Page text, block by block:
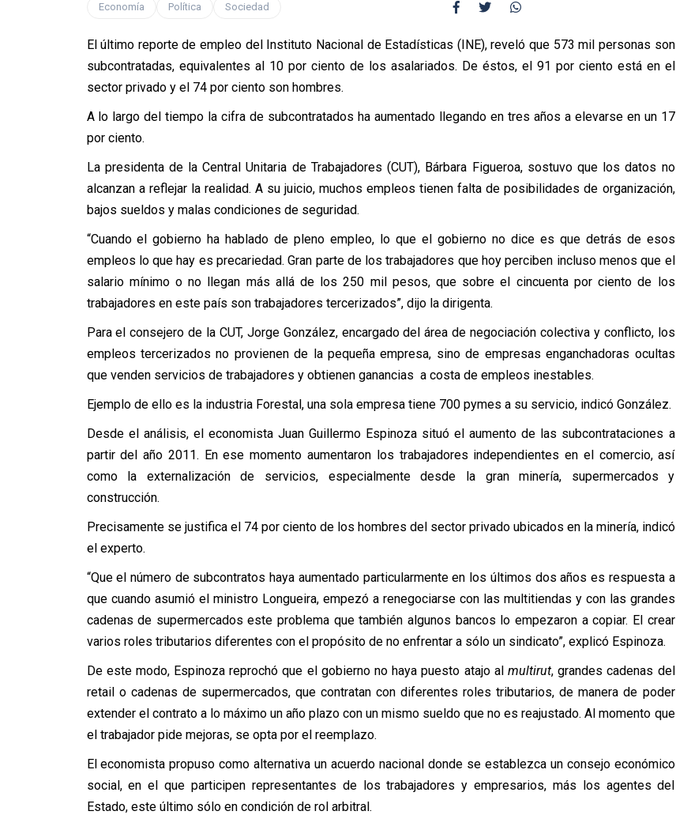
Economía Política Sociedad
El último reporte de empleo del Instituto Nacional de Estadísticas (INE), reveló que 573 mil personas son
subcontratadas, equivalentes al 10 por ciento de los asalariados. De éstos, el 91 por ciento está en el
sector privado y el 74 por ciento son hombres.
A lo largo del tiempo la cifra de subcontratados ha aumentado llegando en tres años a elevarse en un 17
por ciento.
La presidenta de la Central Unitaria de Trabajadores (CUT), Bárbara Figueroa, sostuvo que los datos no
alcanzan a reflejar la realidad. A su juicio, muchos empleos tienen falta de posibilidades de organización,
bajos sueldos y malas condiciones de seguridad.
“Cuando el gobierno ha hablado de pleno empleo, lo que el gobierno no dice es que detrás de esos
empleos lo que hay es precariedad. Gran parte de los trabajadores que hoy perciben incluso menos que el
salario mínimo o no llegan más allá de los 250 mil pesos, que sobre el cincuenta por ciento de los
trabajadores en este país son trabajadores tercerizados”, dijo la dirigenta.
Para el consejero de la CUT, Jorge González, encargado del área de negociación colectiva y conflicto, los
empleos tercerizados no provienen de la pequeña empresa, sino de empresas enganchadoras ocultas
que venden servicios de trabajadores y obtienen ganancias a costa de empleos inestables.
Ejemplo de ello es la industria Forestal, una sola empresa tiene 700 pymes a su servicio, indicó González.
Desde el análisis, el economista Juan Guillermo Espinoza situó el aumento de las subcontrataciones a
partir del año 2011. En ese momento aumentaron los trabajadores independientes en el comercio, así
como la externalización de servicios, especialmente desde la gran minería, supermercados y
construcción.
Precisamente se justifica el 74 por ciento de los hombres del sector privado ubicados en la minería, indicó
el experto.
“Que el número de subcontratos haya aumentado particularmente en los últimos dos años es respuesta a
que cuando asumió el ministro Longueira, empezó a renegociarse con las multitiendas y con las grandes
cadenas de supermercados este problema que también algunos bancos lo empezaron a copiar. El crear
varios roles tributarios diferentes con el propósito de no enfrentar a sólo un sindicato”, explicó Espinoza.
De este modo, Espinoza reprochó que el gobierno no haya puesto atajo al multirut, grandes cadenas del
retail o cadenas de supermercados, que contratan con diferentes roles tributarios, de manera de poder
extender el contrato a lo máximo un año plazo con un mismo sueldo que no es reajustado. Al momento que
el trabajador pide mejoras, se opta por el reemplazo.
El economista propuso como alternativa un acuerdo nacional donde se establezca un consejo económico
social, en el que participen representantes de los trabajadores y empresarios, más los agentes del
Estado, este último sólo en condición de rol arbitral.